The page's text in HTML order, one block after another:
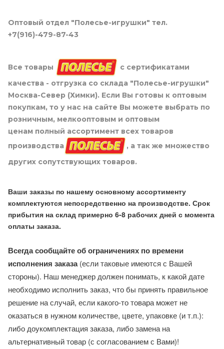
Оптовый отдел "Полесье-игрушки" тел.
+7(916)-479-87-43
Все товары
с сертификатами
качества - отгрузка со склада "Полесье-игрушки"
Москва-Север (Химки). Если Вы готовы к оптовым
покупкам, то у нас на сайте Вы можете выбрать по
розничным, мелкооптовым и оптовым
ценам полный ассортимент всех товаров
производства
, а так же множество
других сопутствующих товаров.
Ваши заказы по нашему основному ассортименту
комплектуются непосредственно на производстве. Срок
прибытия на склад примерно 6-8 рабочих дней с момента
оплаты заказа.
Всегда сообщайте об ограничениях по времени
исполнения заказа(если таковые имеются с Вашей
стороны). Наш менеджер должен понимать, к какой дате
необходимо исполнить заказ, что бы принять правильное
решение на случай, если какого-то товара может не
оказаться в нужном количестве, цвете, упаковке (и т.п.):
либо доукомплектация заказа, либо замена на
альтернативный товар (с согласованием с Вами)!